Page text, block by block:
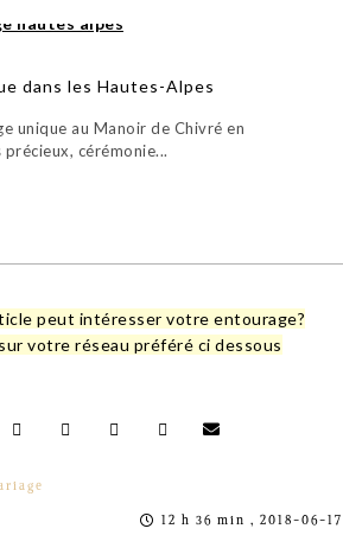
dans les Hautes-Alpes
unique au Manoir de Chivré en
cérémonie...
peut intéresser votre entourage?
votre réseau préféré ci dessous
12 h 36 min , 2018-06-17